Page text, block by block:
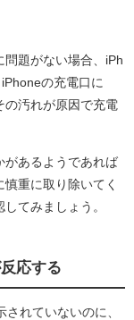
問題がない場合、iPh
の充電口に
の汚れが原因で充電
があるようであれば
重に取り除いてく
てみましょう。
応する
れていないのに、